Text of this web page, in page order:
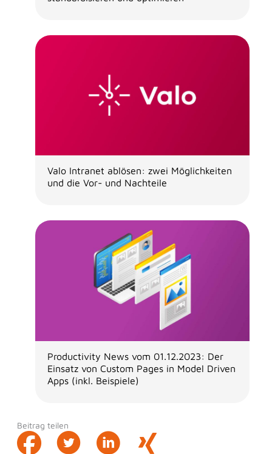
Valo Intranet ablösen: zwei Möglichkeiten
und die Vor- und Nachteile
Productivity News vom 01.12.2023: Der
Einsatz von Custom Pages in Model Driven
Apps (inkl. Beispiele)
Beitrag teilen